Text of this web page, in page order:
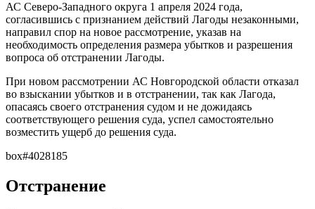
АС Северо-Западного округа 1 апреля 2024 года,
согласившись с признанием действий Лагоды незаконными,
направил спор на новое рассмотрение, указав на
необходимость определения размера убытков и разрешения
вопроса об отстранении Лагоды.
При новом рассмотрении АС Новгородской области отказал
во взыскании убытков и в отстранении, так как Лагода,
опасаясь своего отстранения судом и не дожидаясь
соответствующего решения суда, успел самостоятельно
возместить ущерб до решения суда.
box#4028185
Отстранение